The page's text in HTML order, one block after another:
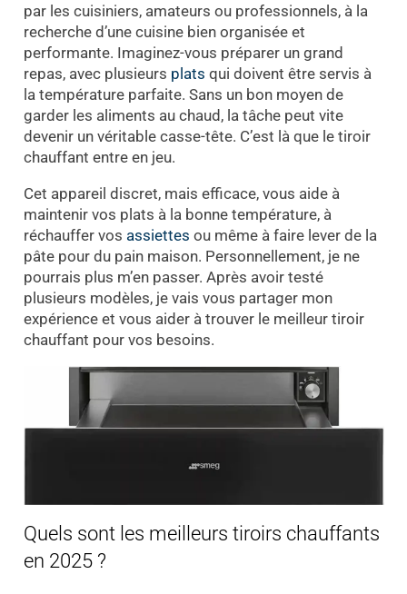
par les cuisiniers, amateurs ou professionnels, à la
recherche d’une cuisine bien organisée et
performante. Imaginez-vous préparer un grand
repas, avec plusieurs plats qui doivent être servis à
la température parfaite. Sans un bon moyen de
garder les aliments au chaud, la tâche peut vite
devenir un véritable casse-tête. C’est là que le tiroir
chauffant entre en jeu.
Cet appareil discret, mais efficace, vous aide à
maintenir vos plats à la bonne température, à
réchauffer vos assiettes ou même à faire lever de la
pâte pour du pain maison. Personnellement, je ne
pourrais plus m’en passer. Après avoir testé
plusieurs modèles, je vais vous partager mon
expérience et vous aider à trouver le meilleur tiroir
chauffant pour vos besoins.
Quels sont les meilleurs tiroirs chauffants
en 2025 ?